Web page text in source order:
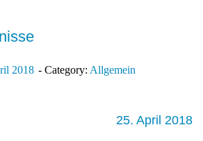
2018 Category: Allgemein
25. April 2018